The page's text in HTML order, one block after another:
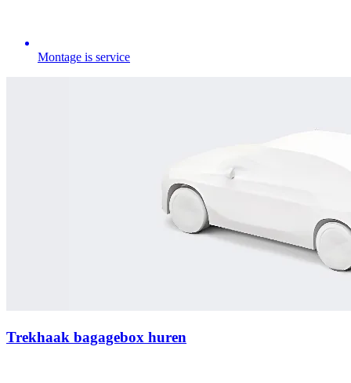
Montage is service
Trekhaak bagagebox huren